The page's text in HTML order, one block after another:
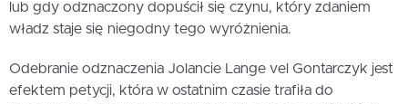
lub gdy odznaczony dopuścił się czynu, który zdaniem
władz staje się niegodny tego wyróżnienia.
Odebranie odznaczenia Jolancie Lange vel Gontarczyk jest
efektem petycji, która w ostatnim czasie trafiła do